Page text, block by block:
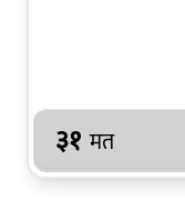
३१ मत